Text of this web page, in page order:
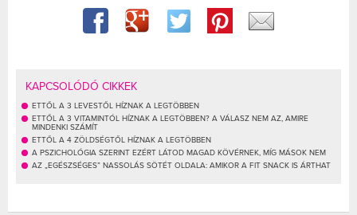
KAPCSOLÓDÓ CIKKEK
ETTŐL A 3 LEVESTŐL HÍZNAK A LEGTÖBBEN
ETTŐL A 3 VITAMINTÓL HÍZNAK A LEGTÖBBEN? A VÁLASZ NEM AZ, AMIRE
MINDENKI SZÁMÍT
ETTŐL A 4 ZÖLDSÉGTŐL HÍZNAK A LEGTÖBBEN
A PSZICHOLÓGIA SZERINT EZÉRT LÁTOD MAGAD KÖVÉRNEK, MÍG MÁSOK NEM
AZ „EGÉSZSÉGES” NASSOLÁS SÖTÉT OLDALA: AMIKOR A FIT SNACK IS ÁRTHAT